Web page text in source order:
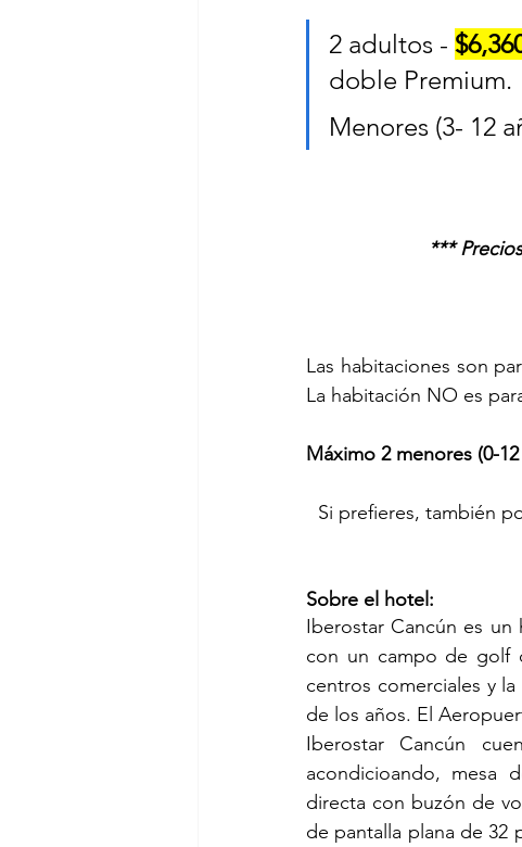
2 adultos -
doble Premium.
Menores (3- 12
***
Las habitaciones son
La habitación NO es
Máximo 2 menores (0-
Si prefieres, también
Sobre el hotel:
Iberostar Cancún es
con un campo de golf
centros comerciales y
de los años. El
Iberostar Cancún
acondicioando, mesa
directa con buzón de
de pantalla plana de 32